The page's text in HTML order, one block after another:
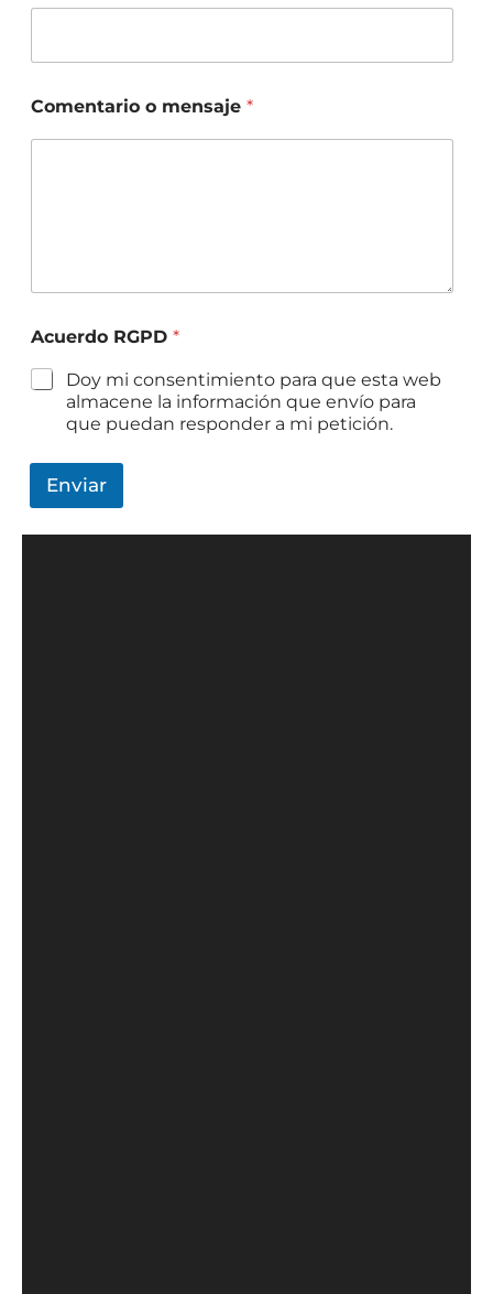
Comentario o mensaje *
Acuerdo RGPD *
Doy mi consentimiento para que esta web
almacene la información que envío para
que puedan responder a mi petición.
Enviar